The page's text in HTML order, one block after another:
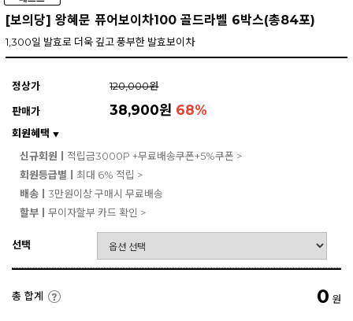
[보의당] 왕혜문 퓨어보이차100 골드라벨 6박스(총84포)
1,300일 발효로 더욱 깊고 풍부한 발효보이차
정상가
120,000원
판매가
38,900원 68%
회원혜택 ▼
신규회원ㅣ 적립금3000P +무료배송쿠폰+5%쿠폰 >
회원등급별ㅣ 최대 6% 적립 >
배송ㅣ 3만원이상 구매시 무료배송
할부ㅣ 무이자할부 카드 확인 >
선택
총 합계 0 원